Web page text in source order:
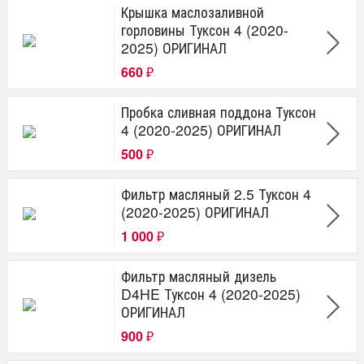
Крышка маслозаливной
горловины Туксон 4 (2020-
2025) ОРИГИНАЛ
660 ₽
Пробка сливная поддона Туксон
4 (2020-2025) ОРИГИНАЛ
500 ₽
Фильтр масляный 2.5 Туксон 4
(2020-2025) ОРИГИНАЛ
1 000 ₽
Фильтр масляный дизель
D4HE Туксон 4 (2020-2025)
ОРИГИНАЛ
900 ₽